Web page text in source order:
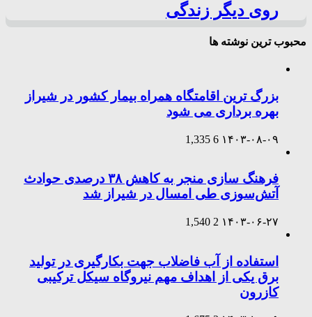
روی دیگر زندگی
محبوب ترین نوشته ها
بزرگ ترین اقامتگاه همراه بیمار کشور در شیراز
بهره برداری می شود
۱۴۰۳-۰۸-۰۹ 6
1,335
فرهنگ سازی منجر به کاهش ۳۸ درصدی حوادث
آتش‌سوزی طی امسال در شیراز شد
۱۴۰۳-۰۶-۲۷ 2
1,540
استفاده از آب فاضلاب جهت بکارگیری در تولید
برق یکی از اهداف مهم نیروگاه سیکل ترکیبی
کازرون